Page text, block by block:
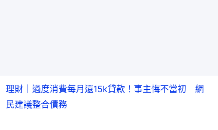
理財｜過度消費每月還15k貸款！事主悔不當初 網
民建議整合債務